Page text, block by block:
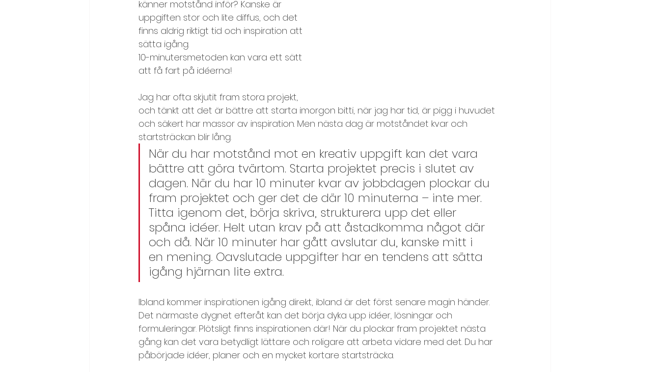
Kreativitet, idégenerering Lära känna varandra, presentation
Läs en text/citat/dikt Medarbetarundersökning
Målbild och visioner Mötesteknik, distansmöten
Motivation och effektivitet Prioritering och planering
Problemlösning Samarbete och samarbetsövningar
Självkänsla och självledarskap Spelregler Storgrupp Styrkekort
Syfte och mål Team, teambuilding Utvärdering
Värderingsövningar
känner motstånd inför? Kanske är
uppgiften stor och lite diffus, och det
finns aldrig riktigt tid och inspiration att
sätta igång.
10-minutersmetoden kan vara ett sätt
att få fart på idéerna!
Jag har ofta skjutit fram stora projekt,
och tänkt att det är bättre att starta imorgon bitti, när jag har tid, är pigg i huvudet
och säkert har massor av inspiration. Men nästa dag är motståndet kvar och
startsträckan blir lång.
När du har motstånd mot en kreativ uppgift kan det vara
bättre att göra tvärtom. Starta projektet precis i slutet av
dagen. När du har 10 minuter kvar av jobbdagen plockar du
fram projektet och ger det de där 10 minuterna – inte mer.
Titta igenom det, börja skriva, strukturera upp det eller
spåna idéer. Helt utan krav på att åstadkomma något där
och då. När 10 minuter har gått avslutar du, kanske mitt i
en mening. Oavslutade uppgifter har en tendens att sätta
igång hjärnan lite extra.
Ibland kommer inspirationen igång direkt, ibland är det först senare magin händer.
Det närmaste dygnet efteråt kan det börja dyka upp idéer, lösningar och
formuleringar. Plötsligt finns inspirationen där! När du plockar fram projektet nästa
gång kan det vara betydligt lättare och roligare att arbeta vidare med det. Du har
påbörjade idéer, planer och en mycket kortare startsträcka.